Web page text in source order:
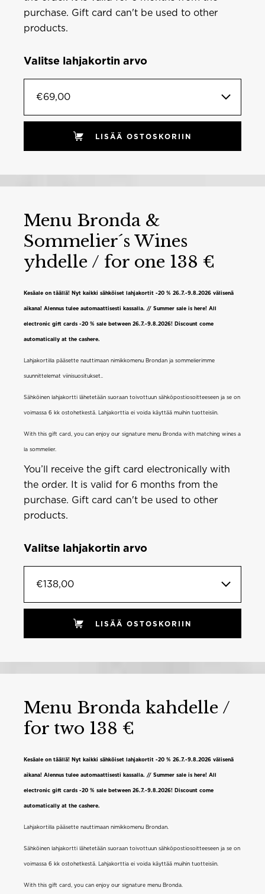
purchase. Gift card can't be used to other
products.
Valitse lahjakortin arvo
€69,00
LISÄÄ OSTOSKORIIN
Menu Bronda &
Sommelier´s Wines
yhdelle / for one 138 €
Kesäale on täällä! Nyt kaikki sähköiset lahjakortit -20 % 26.7.-9.8.2026 välisenä
aikana! Alennus tulee automaattisesti kassalla. // Summer sale is here! All
electronic gift cards -20 % sale between 26.7.-9.8.2026! Discount come
automatically at the cashere.
Lahjakortilla pääsette nauttimaan nimikkomenu Brondan ja sommelierimme
suunnittelemat viinisuositukset..
Sähköinen lahjakortti lähetetään suoraan toivottuun sähköpostiosoitteeseen ja se on
voimassa 6 kk ostohetkestä. Lahjakorttia ei voida käyttää muihin tuotteisiin.
With this gift card, you can enjoy our signature menu Bronda with matching wines a
la sommelier.
You’ll receive the gift card electronically with
the order. It is valid for 6 months from the
purchase. Gift card can't be used to other
products.
Valitse lahjakortin arvo
€138,00
LISÄÄ OSTOSKORIIN
Menu Bronda kahdelle /
for two 138 €
Kesäale on täällä! Nyt kaikki sähköiset lahjakortit -20 % 26.7.-9.8.2026 välisenä
aikana! Alennus tulee automaattisesti kassalla. // Summer sale is here! All
electronic gift cards -20 % sale between 26.7.-9.8.2026! Discount come
automatically at the cashere.
Lahjakortilla pääsette nauttimaan nimikkomenu Brondan.
Sähköinen lahjakortti lähetetään suoraan toivottuun sähköpostiosoitteeseen ja se on
voimassa 6 kk ostohetkestä. Lahjakorttia ei voida käyttää muihin tuotteisiin.
With this gift card, you can enjoy our signature menu Bronda.